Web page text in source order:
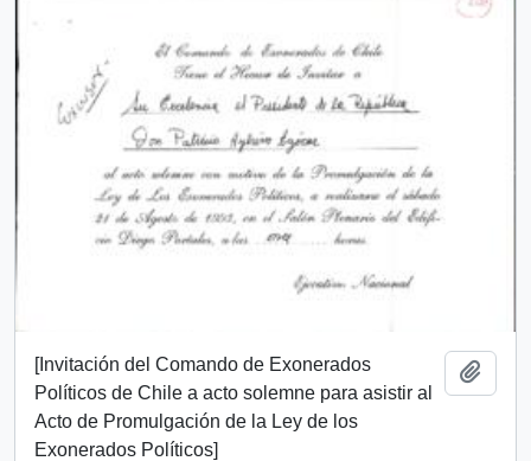
[Invitación del Comando de Exonerados
Políticos de Chile a acto solemne para asistir al
Acto de Promulgación de la Ley de los
Exonerados Políticos]